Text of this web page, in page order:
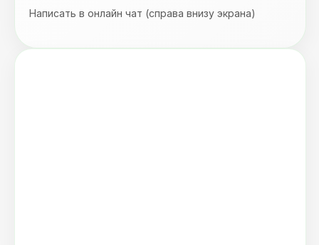
Написать в онлайн чат (справа внизу экрана)